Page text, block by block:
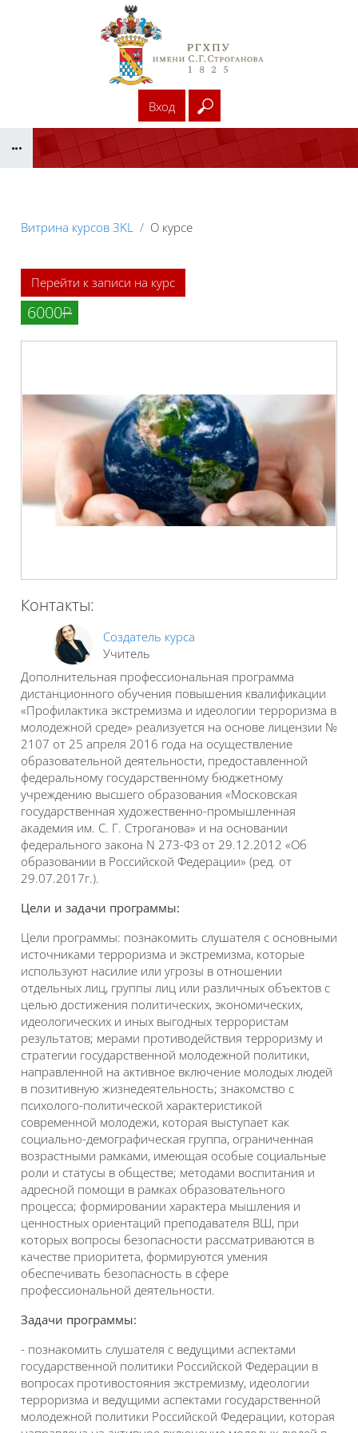
Перейти к основному содержанию
Введите ваш поисковый
Вход
Витрина курсов 3KL О курсе
Блоки
Перейти к записи на курс
6000Р
Контакты:
Создатель курса
Учитель
Дополнительная профессиональная программа
дистанционного обучения повышения квалификации
«Профилактика экстремизма и идеологии терроризма в
молодежной среде» реализуется на основе лицензии №
2107 от 25 апреля 2016 года на осуществление
образовательной деятельности, предоставленной
федеральному государственному бюджетному
учреждению высшего образования «Московская
государственная художественно-промышленная
академия им. С. Г. Строганова» и на основании
федерального закона N 273-ФЗ от 29.12.2012 «Об
образовании в Российской Федерации» (ред. от
29.07.2017г.).
Цели и задачи программы:
Цели программы: познакомить слушателя с основными
источниками терроризма и экстремизма, которые
используют насилие или угрозы в отношении
отдельных лиц, группы лиц или различных объектов с
целью достижения политических, экономических,
идеологических и иных выгодных террористам
результатов; мерами противодействия терроризму и
стратегии государственной молодежной политики,
направленной на активное включение молодых людей
в позитивную жизнедеятельность; знакомство с
психолого-политической характеристикой
современной молодежи, которая выступает как
социально-демографическая группа, ограниченная
возрастными рамками, имеющая особые социальные
роли и статусы в обществе; методами воспитания и
адресной помощи в рамках образовательного
процесса; формировании характера мышления и
ценностных ориентаций преподавателя ВШ, при
которых вопросы безопасности рассматриваются в
качестве приоритета, формируются умения
обеспечивать безопасность в сфере
профессиональной деятельности.
Задачи программы:
- познакомить слушателя с ведущими аспектами
государственной политики Российской Федерации в
вопросах противостояния экстремизму, идеологии
терроризма и ведущими аспектами государственной
молодежной политики Российской Федерации, которая